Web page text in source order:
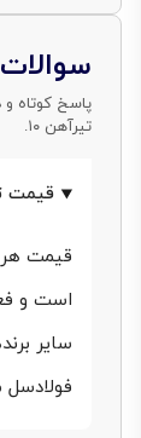
کیفیت
حمل و
سازه‌های
با
بیشتر
پاسخ کوتاه و
تیرآهن ۱۰.
قیمت تیرآهن ۱۰
سایر